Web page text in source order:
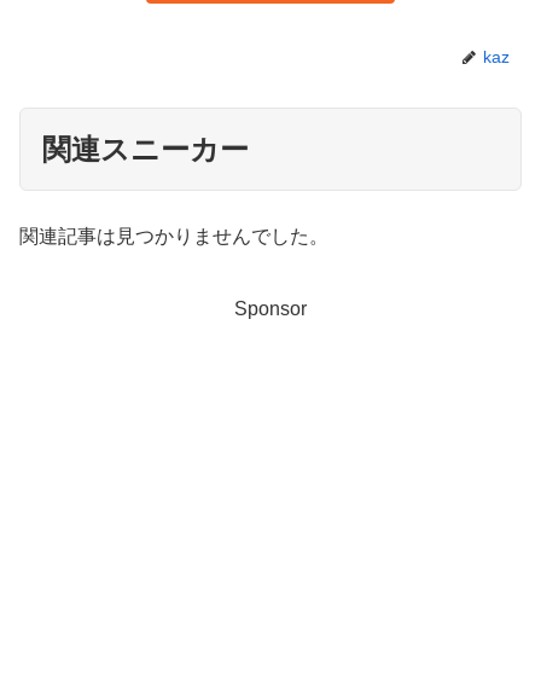
kaz
関連スニーカー
関連記事は見つかりませんでした。
Sponsor